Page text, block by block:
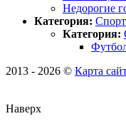
Недорогие
Категория:
Категория:
2013 - 2026 © Карта
Наверх